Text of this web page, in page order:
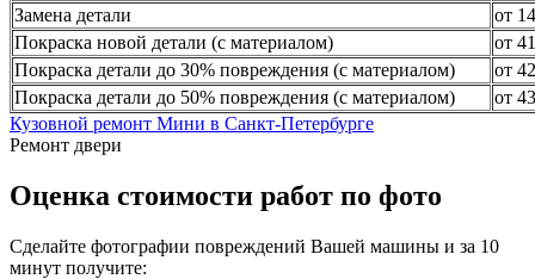
Замена детали
от
Покраска новой детали (с материалом)
от
Покраска детали до 30% повреждения (с материалом)
от
Покраска детали до 50% повреждения (с материалом)
от
Кузовной ремонт Мини в Санкт-Петербурге
Ремонт двери
Оценка стоимости работ по фото
Сделайте фотографии повреждений Вашей машины и за 10
минут получите: